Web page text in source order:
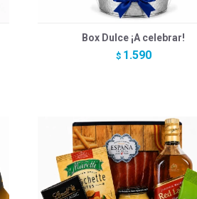
Box Dulce ¡A celebrar!
$ 1.590